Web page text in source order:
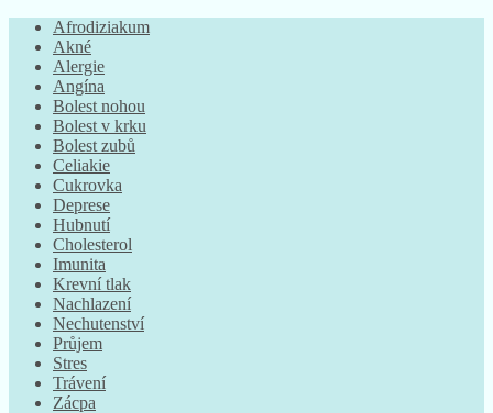
Afrodiziakum
Akné
Alergie
Angína
Bolest nohou
Bolest v krku
Bolest zubů
Celiakie
Cukrovka
Deprese
Hubnutí
Cholesterol
Imunita
Krevní tlak
Nachlazení
Nechutenství
Průjem
Stres
Trávení
Zácpa